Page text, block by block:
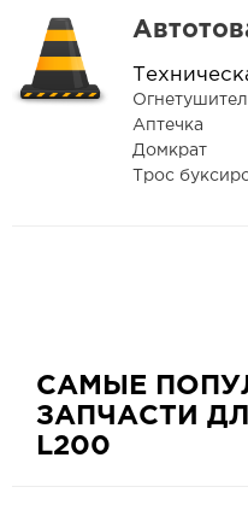
Аптечка
Домкрат
Трос
САМЫЕ
ЗАПЧАСТИ
L200